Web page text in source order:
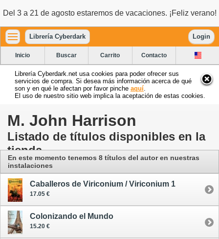
Del 3 a 21 de agosto estaremos de vacaciones. ¡Feliz verano!
Librería Cyberdark Login
Inicio Buscar Carrito Contacto
Librería Cyberdark.net usa cookies para poder ofrecer sus
servicios de compra. Si desea más información acerca de qué
son y en qué le afectan por favor pinche aquí
El uso de nuestro sitio web implica la aceptación de estas cookies.
M. John Harrison
Listado de títulos disponibles en la
tienda
En este momento tenemos 8 títulos del autoren nuestras
instalaciones
Caballeros de Viriconium / Viriconium 1
17.05 €
Colonizando el Mundo
15.20 €